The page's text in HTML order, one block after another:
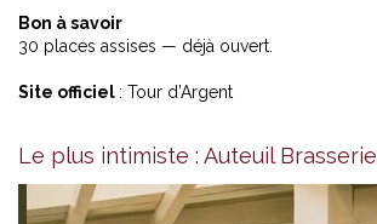
Bon à savoir
30 places assises — déjà ouvert.
Site officiel : Tour d’Argent
Le plus intimiste : Auteuil Brasserie